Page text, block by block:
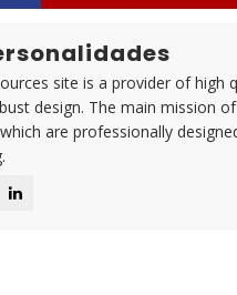
site is a provider of high
design. The main mission
are professionally